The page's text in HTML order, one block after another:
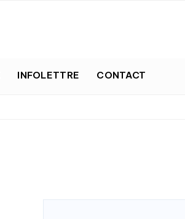
INFOLETTRE CONTACT